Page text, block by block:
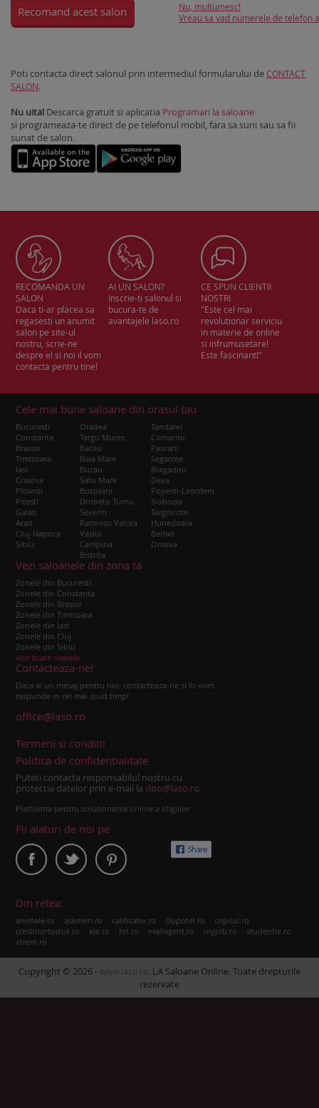
Recomand acest salon
Nu, multumesc!
Vreau sa vad numerele de telefon
Poti contacta direct salonul prin intermediul formularului de CONTACT
SALON.
Nu uita! Descarca gratuit si aplicatia Programari la saloane
si programeaza-te direct de pe telefonul mobil, fara sa suni sau sa fii
sunat de salon.
RECOMANDA UN
SALON
Daca ti-ar placea sa
regasesti un anumit
salon pe site-ul
nostru, scrie-ne
despre el si noi il vom
contacta pentru tine!
AI UN SALON?
Inscrie-ti salonul si
bucura-te de
avantajele laso.ro
CE SPUN CLIENTII
NOSTRI
"Este cel mai
revolutionar serviciu
in materie de online
si infrumusetare!
Este fascinant!"
Cele mai bune saloane din orasul tau
Bucuresti
Constanta
Brasov
Timisoara
Iasi
Craiova
Ploiesti
Pitesti
Galati
Arad
Cluj-Napoca
Sibiu
Oradea
Targu Mures
Bacau
Baia Mare
Buzau
Satu Mare
Botosani
Drobeta-Turnu
Severin
Ramnicu Valcea
Vaslui
Campina
Bistrita
Tandarei
Comarnic
Pascani
Segarcea
Bragadiru
Deva
Popesti-Leordeni
Slobozia
Targoviste
Hunedoara
Barlad
Orsova
Vezi saloanele din zona ta
Zonele din Bucuresti
Zonele din Constanta
Zonele din Brasov
Zonele din Timisoara
Zonele din Iasi
Zonele din Cluj
Zonele din Sibiu
vezi toate orasele
Contacteaza-ne!
Daca ai un mesaj pentru noi, contacteaza-ne si iti vom
raspunde in cel mai scurt timp!
office@laso.ro
Termeni si conditii
Politica de confidentialitate
Puteti contacta responsabilul nostru cu
protectia datelor prin e-mail la dpo@laso.ro
Platforma pentru solutionarea online a litigiilor
Fii alaturi de noi pe
Din retea:
animale.ro askmen.ro calificativ.ro clopotel.ro copilul.ro
crestinortodox.ro ele.ro hit.ro mailagent.ro myjob.ro studentie.ro
xtrem.ro
Copyright © 2026 - www.laso.ro. LA Saloane Online. Toate drepturile
rezervate